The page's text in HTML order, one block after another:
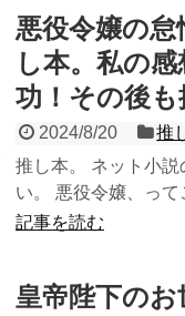
悪役令嬢の
し本。私の
功！その後
2024/8/20
推
推し本。 ネット小
い。 悪役令嬢、っ
記事を読む
皇帝陛下の